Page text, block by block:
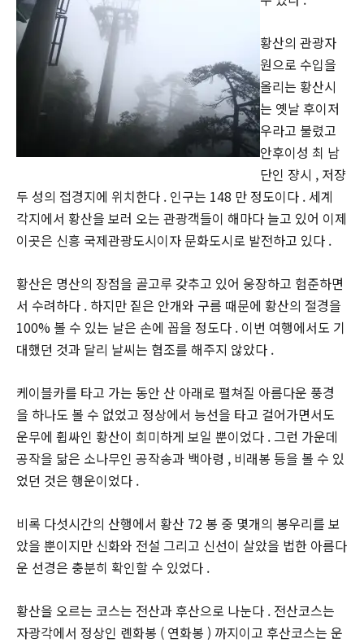
황산의 관광자
원으로 수입을
올리는 황산시
는 옛날 후이저
우라고 불렸고
안후이성 최 남
단인 쟝시 , 저쟝
두 성의 접경지에 위치한다 . 인구는 148 만 정도이다 . 세계
각지에서 황산을 보러 오는 관광객들이 해마다 늘고 있어 이제
이곳은 신흥 국제관광도시이자 문화도시로 발전하고 있다 .
황산은 명산의 장점을 골고루 갖추고 있어 웅장하고 험준하면
서 수려하다 . 하지만 짙은 안개와 구름 때문에 황산의 절경을
100% 볼 수 있는 날은 손에 꼽을 정도다 . 이번 여행에서도 기
대했던 것과 달리 날씨는 협조를 해주지 않았다 .
케이블카를 타고 가는 동안 산 아래로 펼쳐질 아름다운 풍경
을 하나도 볼 수 없었고 정상에서 능선을 타고 걸어가면서도
운무에 휩싸인 황산이 희미하게 보일 뿐이었다 . 그런 가운데
공작을 닮은 소나무인 공작송과 백아령 , 비래봉 등을 볼 수 있
었던 것은 행운이었다 .
비록 다섯시간의 산행에서 황산 72 봉 중 몇개의 봉우리를 보
았을 뿐이지만 신화와 전설 그리고 신선이 살았을 법한 아름다
운 선경은 충분히 확인할 수 있었다 .
황산을 오르는 코스는 전산과 후산으로 나눈다 . 전산코스는
자광각에서 정상인 롄화봉 ( 연화봉 ) 까지이고 후산코스는 운